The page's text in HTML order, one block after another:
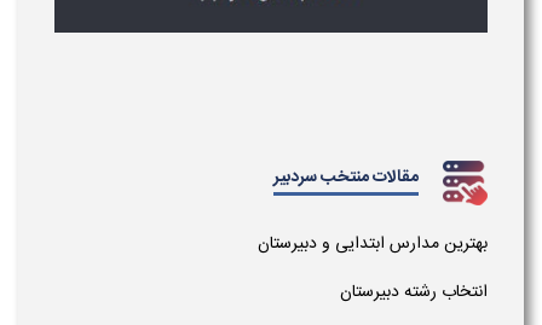
مقالات منتخب سردبیر
بهترین مدارس ابتدایی و دبیرستان
انتخاب رشته دبیرستان